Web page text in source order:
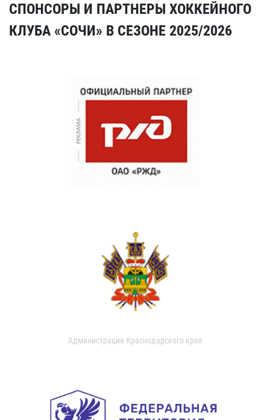
СПОНСОРЫ И ПАРТНЕРЫ ХОККЕЙНОГО
КЛУБА «СОЧИ» В СЕЗОНЕ 2025/2026
Администрация Краснодарского края